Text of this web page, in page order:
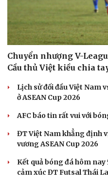
Chuyển nhượng V-
Cầu thủ Việt kiều chia
Lịch sử đối đầu Việt Nam
ở ASEAN Cup 2026
AFC báo tin rất vui với
ĐT Việt Nam khẳng định
vương ASEAN Cup 2026
Kết quả bóng đá hôm
cảm xúc ĐT Futsal Thái